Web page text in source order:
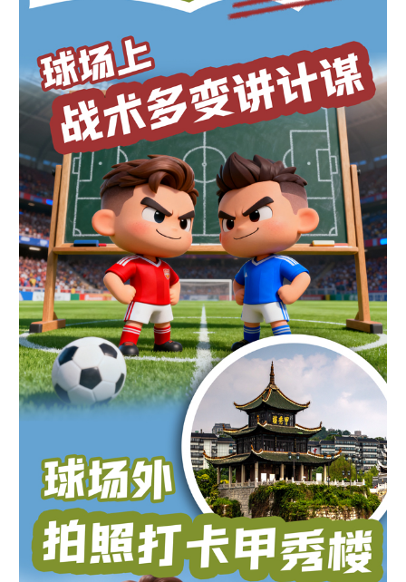
铜仁
黔南 黔西南
地方频道
北京 天津 河北 山西
辽宁 吉林 上海 江苏
浙江 安徽 福建 江西
山东 河南 湖北 湖南
广东 广西 海南 重庆
四川 贵州 云南 西藏
陕西 甘肃 青海 宁夏
黑龙江
多语种频道
English Español Français عربى